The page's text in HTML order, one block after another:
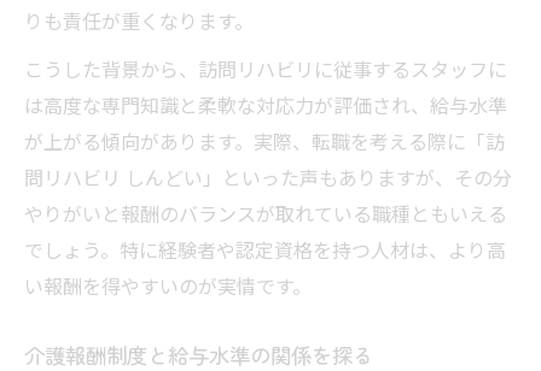
りも責任が重くなります。
こうした背景から、訪問リハビリに従事するスタッフに
は高度な専門知識と柔軟な対応力が評価され、給与水準
が上がる傾向があります。実際、転職を考える際に「訪
問リハビリ しんどい」といった声もありますが、その分
やりがいと報酬のバランスが取れている職種ともいえる
でしょう。特に経験者や認定資格を持つ人材は、より高
い報酬を得やすいのが実情です。
介護報酬制度と給与水準の関係を探る